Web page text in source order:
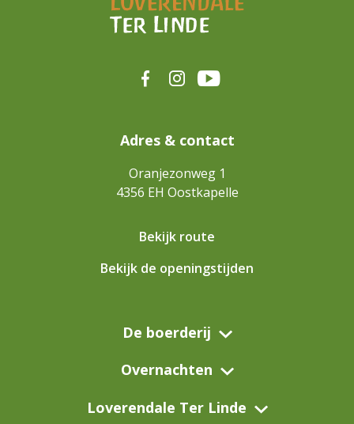
De boerderij
Overnachten
Loverendale Ter Linde
Adres & contact
Oranjezonweg 1
4356 EH Oostkapelle
Bekijk route
Bekijk de openingstijden